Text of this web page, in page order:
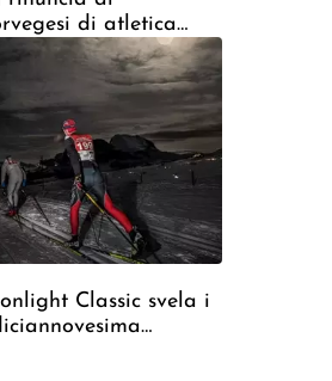
di atletica
metri a causa
Classic svela i